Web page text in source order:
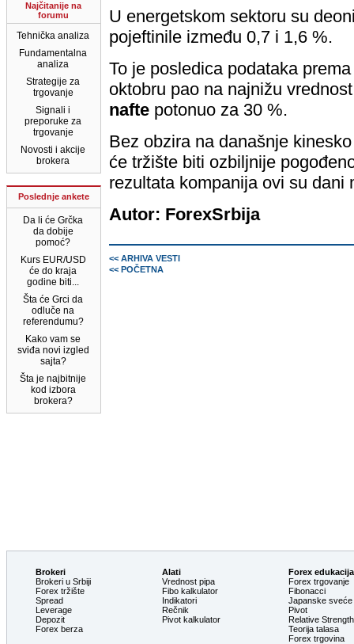
Najčitanije na
forumu
Tehnička analiza
Fundamentalna
analiza
Strategije za
trgovanje
Signali i
preporuke za
trgovanje
Novosti i akcije
brokera
Poslednje ankete
Da li će Grčka
da dobije
pomoć?
Kurs EUR/USD
će do kraja
godine biti...
Šta će Grci da
odluče na
referendumu?
Kako vam se
sviđa novi izgled
sajta?
Šta je najbitnije
kod izbora
brokera?
U energetskom sektoru su
pojeftinile između 0,7 i 1,6 %.
To je posledica podataka
oktobru pao na najnižu
nafte potonuo za 30 %.
Bez obzira na današnje
će tržište biti ozbiljnije
rezultata kompanija ovi su
Autor: ForexSrbija
<< ARHIVA VESTI
<< POČETNA
Brokeri
Brokeri u Srbiji
Forex tržište
Spread
Leverage
Depozit
Forex berza
Alati
Vrednost pipa
Fibo kalkulator
Indikatori
Rečnik
Pivot kalkulator
Forex edukacija
Forex trgovanje
Fibonacci
Japanske sveće
Pivot
Relative
Teorija talasa
Forex trgovina